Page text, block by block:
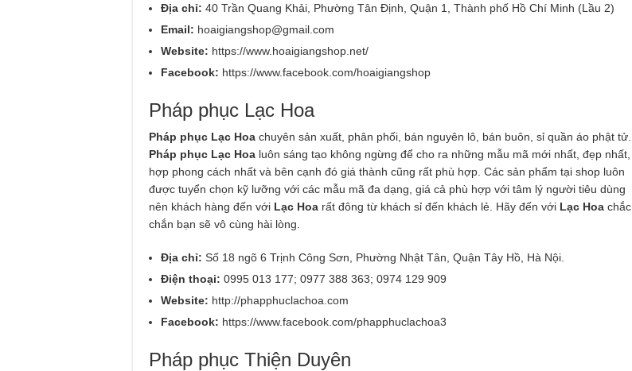
Địa chỉ: 40 Trần Quang Khải, Phường Tân Định, Quận 1, Thành phố Hồ Chí Minh (Lầu 2)
Email: hoaigiangshop@gmail.com
Website: https://www.hoaigiangshop.net/
Facebook: https://www.facebook.com/hoaigiangshop
Pháp phục Lạc Hoa
Pháp phục Lạc Hoa chuyên sản xuất, phân phối, bán nguyên lô, bán buôn, sỉ quần áo phật tử.
Pháp phục Lạc Hoa luôn sáng tạo không ngừng để cho ra những mẫu mã mới nhất, đẹp nhất,
hợp phong cách nhất và bên cạnh đó giá thành cũng rất phù hợp. Các sản phẩm tại shop luôn
được tuyển chọn kỹ lưỡng với các mẫu mã đa dạng, giá cả phù hợp với tâm lý người tiêu dùng
nên khách hàng đến với Lạc Hoa rất đông từ khách sỉ đến khách lẻ. Hãy đến với Lạc Hoa chắc
chắn bạn sẽ vô cùng hài lòng.
Địa chỉ: Số 18 ngõ 6 Trịnh Công Sơn, Phường Nhật Tân, Quận Tây Hồ, Hà Nội.
Điện thoại: 0995 013 177; 0977 388 363; 0974 129 909
Website: http://phapphuclachoa.com
Facebook: https://www.facebook.com/phapphuclachoa3
Pháp phục Thiện Duyên